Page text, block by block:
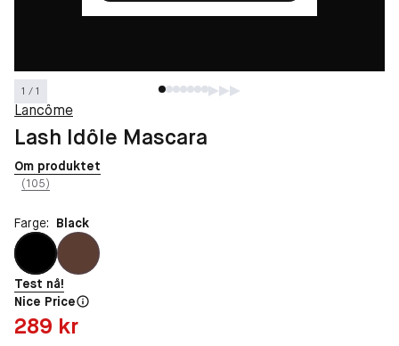
1 / 1
Lancôme
Lash Idôle Mascara
Om produktet
(105)
Farge: Black
Test nå!
Nice Price
Pris: 289 kr
289 kr